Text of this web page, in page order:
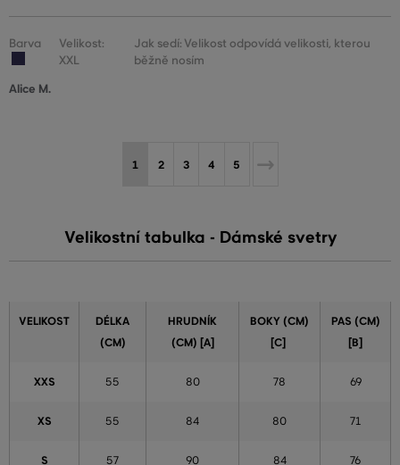
Barva
Velikost:
XXL
Jak sedí: Velikost odpovídá velikosti, kterou
běžně nosím
Alice M.
1 2 3 4 5
Velikostní tabulka - Dámské svetry
VELIKOST
DÉLKA
(CM)
HRUDNÍK
(CM) [A]
BOKY (CM)
[C]
PAS (CM)
[B]
XXS 55 80 78 69
XS 55 84 80 71
S 57 90 84 76